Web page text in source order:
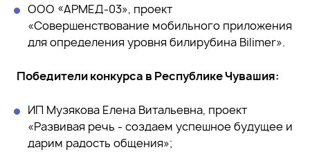
ООО «АРМЕД-03», проект
«Совершенствование мобильного приложения
для определения уровня билирубина Bilimer».
Победители конкурса в Республике Чувашия:
ИП Музякова Елена Витальевна, проект
«Развивая речь - создаем успешное будущее и
дарим радость общения»;